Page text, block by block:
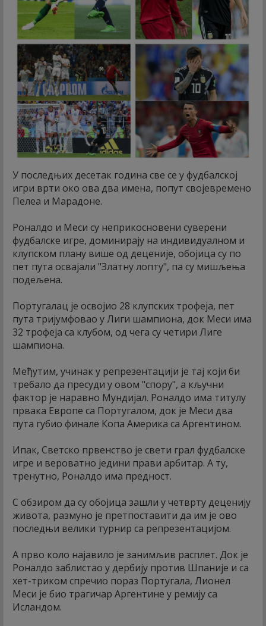
У последњих десетак година све се у фудбалској
игри врти око ова два имена, попут својевремено
Пелеа и Марадоне.
Роналдо и Меси су неприкосновени суверени
фудбалске игре, доминирају на индивидуалном и
клупском плану више од деценије, обојица су по
пет пута освајали "Златну лопту", па су мишљења
подељена.
Португалац је освојио 28 клупских трофеја, пет
пута тријумфовао у Лиги шампиона, док Меси има
32 трофеја са клубом, од чега су четири Лиге
шампиона.
Међутим, учинак у репрезентацији је тај који би
требало да пресуди у овом "спору", а кључни
фактор је наравно Мундијал. Роналдо има титулу
првака Европе са Португалом, док је Меси два
пута губио финале Копа Америка са Аргентином.
Ипак, Светско првенство је свети грал фудбалске
игре и вероватно једини прави арбитар. А ту,
тренутно, Роналдо има предност.
С обзиром да су обојица зашли у четврту деценију
живота, размуно је претпоставити да им је ово
последњи велики турнир са репрезентацијом.
А прво коло најавило је занимљив расплет. Док је
Роналдо заблистао у дербију против Шпаније и са
хет-триком спречио пораз Португала, Лионел
Меси је био трагичар Аргентине у ремију са
Исландом.